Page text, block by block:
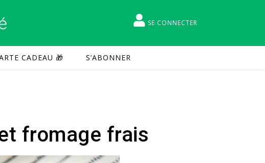
SE CONNECTER
CADEAU 🎁 S’ABONNER
fromage frais